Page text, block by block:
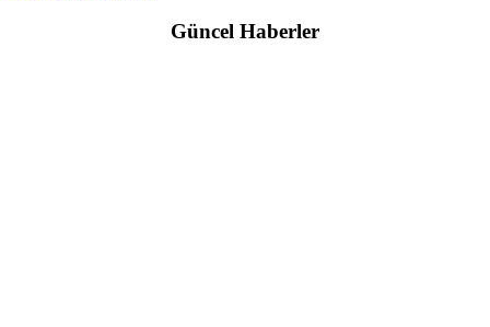
Güncel Haberler